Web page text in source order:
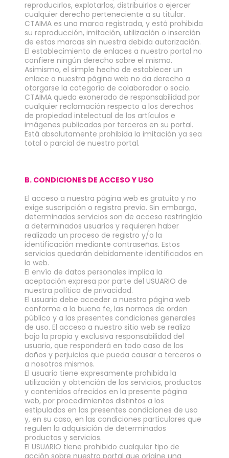
reproducirlos, explotarlos, distribuirlos o ejercer
cualquier derecho perteneciente a su titular.
CTAIMA es una marca registrada, y está prohibida
su reproducción, imitación, utilización o inserción
de estas marcas sin nuestra debida autorización.
El establecimiento de enlaces a nuestro portal no
confiere ningún derecho sobre el mismo.
Asimismo, el simple hecho de establecer un
enlace a nuestra página web no da derecho a
otorgarse la categoría de colaborador o socio.
CTAIMA queda exonerado de responsabilidad por
cualquier reclamación respecto a los derechos
de propiedad intelectual de los artículos e
imágenes publicadas por terceros en su portal.
Está absolutamente prohibida la imitación ya sea
total o parcial de nuestro portal.
B. CONDICIONES DE ACCESO Y USO
El acceso a nuestra página web es gratuito y no
exige suscripción o registro previo. Sin embargo,
determinados servicios son de acceso restringido
a determinados usuarios y requieren haber
realizado un proceso de registro y/o la
identificación mediante contraseñas. Estos
servicios quedarán debidamente identificados en
la web.
El envío de datos personales implica la
aceptación expresa por parte del USUARIO de
nuestra política de privacidad.
El usuario debe acceder a nuestra página web
conforme a la buena fe, las normas de orden
público y a las presentes condiciones generales
de uso. El acceso a nuestro sitio web se realiza
bajo la propia y exclusiva responsabilidad del
usuario, que responderá en todo caso de los
daños y perjuicios que pueda causar a terceros o
a nosotros mismos.
El usuario tiene expresamente prohibida la
utilización y obtención de los servicios, productos
y contenidos ofrecidos en la presente página
web, por procedimientos distintos a los
estipulados en las presentes condiciones de uso
y, en su caso, en las condiciones particulares que
regulen la adquisición de determinados
productos y servicios.
El USUARIO tiene prohibido cualquier tipo de
acción sobre nuestro portal que origine una